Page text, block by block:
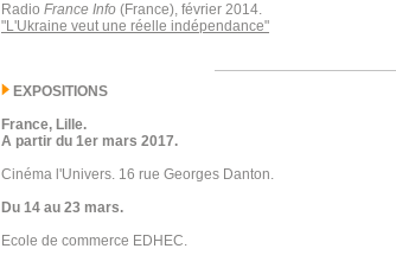
Radio France Info (France), février 2014.
"L'Ukraine veut une réelle indépendance"
EXPOSITIONS
France, Lille.
A partir du 1er mars 2017.
Cinéma l'Univers. 16 rue Georges Danton.
Du 14 au 23 mars.
Ecole de commerce EDHEC.